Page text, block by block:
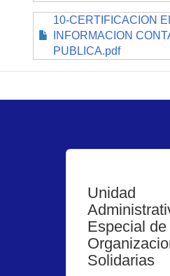
10-CERTIFICACION
INFORMACION
PUBLICA.pdf
Unidad
Especial de
Solidarias